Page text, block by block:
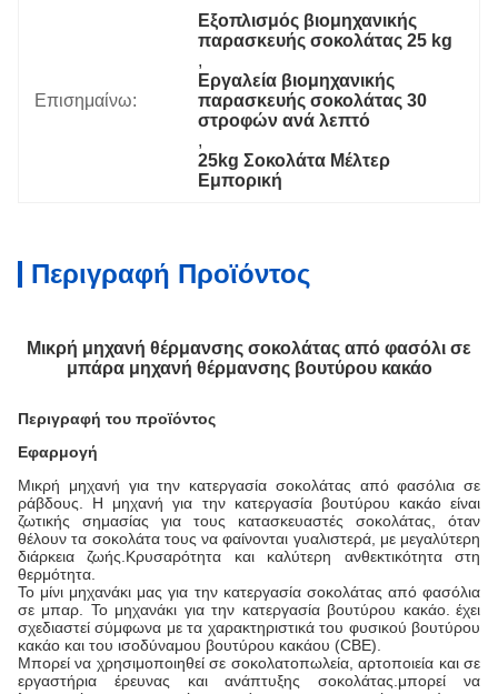
Επισημαίνω:
Εξοπλισμός βιομηχανικής
παρασκευής σοκολάτας 25 kg
,
Εργαλεία βιομηχανικής
παρασκευής σοκολάτας 30
στροφών ανά λεπτό
,
25kg Σοκολάτα Μέλτερ
Εμπορική
Περιγραφή Προϊόντος
Μικρή μηχανή θέρμανσης σοκολάτας από φασόλι σε
μπάρα μηχανή θέρμανσης βουτύρου κακάο
Περιγραφή του προϊόντος
Εφαρμογή
Μικρή μηχανή για την κατεργασία σοκολάτας από φασόλια σε
ράβδους. Η μηχανή για την κατεργασία βουτύρου κακάο είναι
ζωτικής σημασίας για τους κατασκευαστές σοκολάτας, όταν
θέλουν τα σοκολάτα τους να φαίνονται γυαλιστερά, με μεγαλύτερη
διάρκεια ζωής.Κρυσαρότητα και καλύτερη ανθεκτικότητα στη
θερμότητα.
Το μίνι μηχανάκι μας για την κατεργασία σοκολάτας από φασόλια
σε μπαρ. Το μηχανάκι για την κατεργασία βουτύρου κακάο. έχει
σχεδιαστεί σύμφωνα με τα χαρακτηριστικά του φυσικού βουτύρου
κακάο και του ισοδύναμου βουτύρου κακάου (CBE).
Μπορεί να χρησιμοποιηθεί σε σοκολατοπωλεία, αρτοποιεία και σε
εργαστήρια έρευνας και ανάπτυξης σοκολάτας.μπορεί να